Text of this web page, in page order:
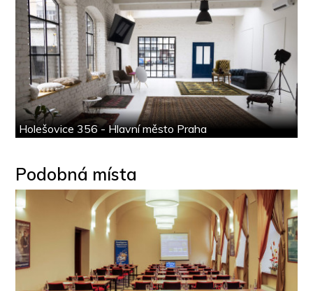
Holešovice 356 - Hlavní město Praha
Podobná místa